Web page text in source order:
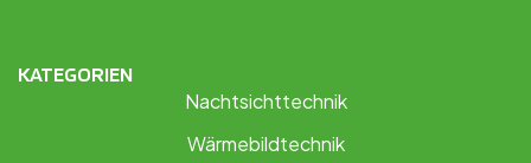
KATEGORIEN
Nachtsichttechnik
Wärmebildtechnik